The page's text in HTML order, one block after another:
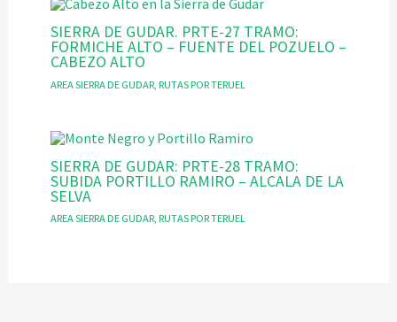
SIERRA DE GUDAR. PRTE-27 TRAMO:
FORMICHE ALTO – FUENTE DEL POZUELO –
CABEZO ALTO
AREA SIERRA DE GUDAR, RUTAS POR TERUEL
SIERRA DE GUDAR: PRTE-28 TRAMO:
SUBIDA PORTILLO RAMIRO – ALCALA DE LA
SELVA
AREA SIERRA DE GUDAR, RUTAS POR TERUEL